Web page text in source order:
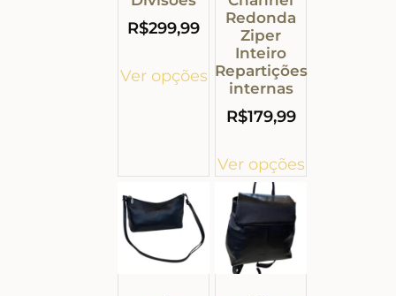
R$299,99
Ver opções
Redonda
Ziper
Inteiro
Repartições
internas
R$179,99
Ver opções